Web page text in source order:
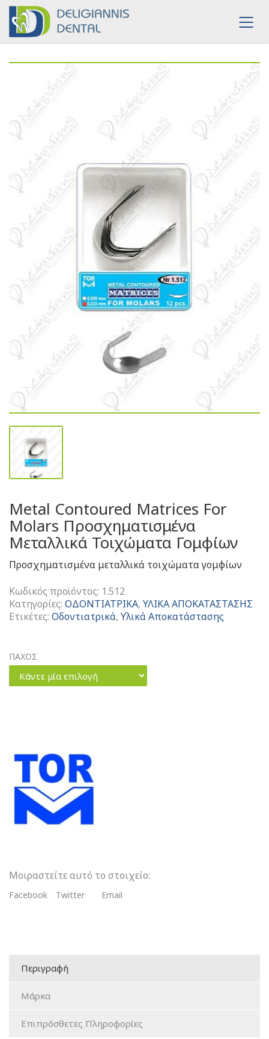
Metal Contoured Matrices For
Molars Προσχηματισμένα
Μεταλλικά Τοιχώματα Γομφίων
Προσχηματισμένα μεταλλικά τοιχώματα γομφίων
Κωδικός προϊόντος: 1.512
Κατηγορίες: ΟΔΟΝΤΙΑΤΡΙΚΑ, ΥΛΙΚΑ ΑΠΟΚΑΤΑΣΤΑΣΗΣ
Ετικέτες: Οδοντιατρικά, Υλικά Αποκατάστασης
ΠΑΧΟΣ
Κάντε μία επιλογή
Contoured
Matrices
Molars
Προσχηματισμένα
Μεταλλικά
Τοιχώματα
Γομφίων
Μοιραστείτε αυτό το στοιχείο:
Facebook Twitter Email
Περιγραφή
Μάρκα
Επιπρόσθετες Πληροφορίες